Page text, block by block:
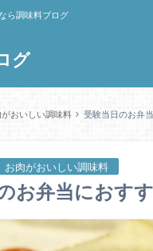
グ
ら調味料ブログ
がおいしい調味料 受験当日のお弁
お肉がおいしい調味料
お弁当におす